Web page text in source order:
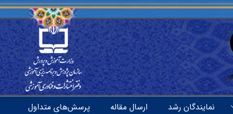
نمایندگان رشد ارسال مقاله پرسش‌های متداول